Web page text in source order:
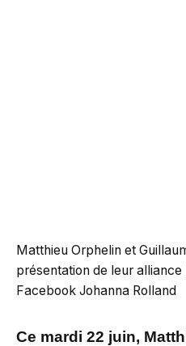
Matthieu Orphelin et
présentation de leur alliance
Facebook Johanna Rolland
Ce mardi 22 juin,